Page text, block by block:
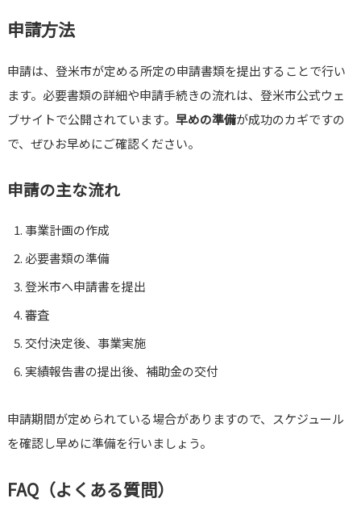
申請方法
申請は、登米市が定める所定の申請書類を提出することで行い
ます。必要書類の詳細や申請手続きの流れは、登米市公式ウェ
ブサイトで公開されています。 早めの準備が成功のカギですの
で、ぜひお早めにご確認ください。
申請の主な流れ
事業計画の作成
必要書類の準備
登米市へ申請書を提出
審査
交付決定後、事業実施
実績報告書の提出後、補助金の交付
申請期間が定められている場合がありますので、スケジュール
を確認し早めに準備を行いましょう。
FAQ（よくある質問）